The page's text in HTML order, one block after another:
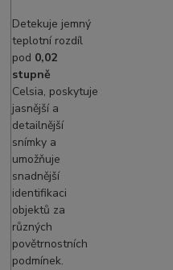
Detekuje jemný
teplotní rozdíl
pod 0,02
stupně
Celsia, poskytuje
jasnější a
detailnější
snímky a
umožňuje
snadnější
identifikaci
objektů za
různých
povětrnostních
podmínek.